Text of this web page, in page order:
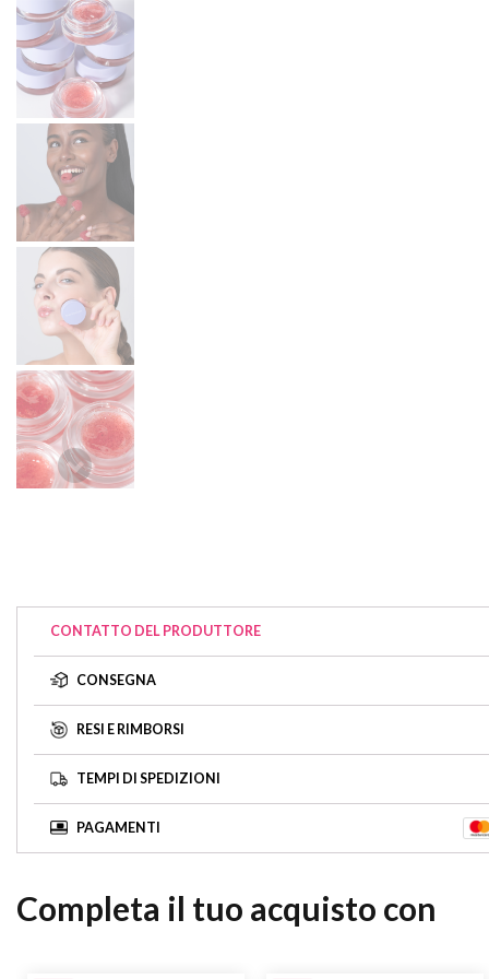
CONTATTO DEL PRODUTTORE
CONSEGNA
RESI E RIMBORSI
TEMPI DI SPEDIZIONI
PAGAMENTI
Completa il tuo acquisto con